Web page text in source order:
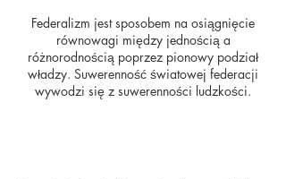
Federalizm jest sposobem na osiągnięcie
równowagi między jednością a
różnorodnością poprzez pionowy podział
władzy. Suwerenność światowej federacji
wywodzi się z suwerenności ludzkości.